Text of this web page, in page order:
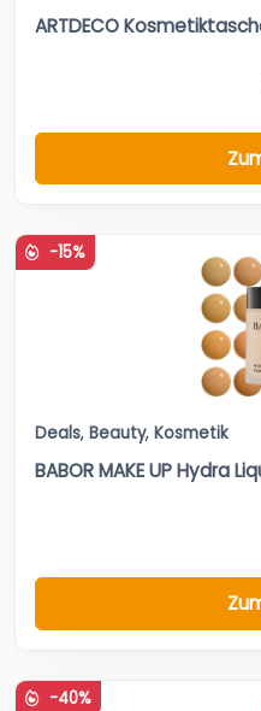
ARTDECO
-15%
Deals, Beauty, Kosmetik
BABOR MAKE UP Hydra
-40%